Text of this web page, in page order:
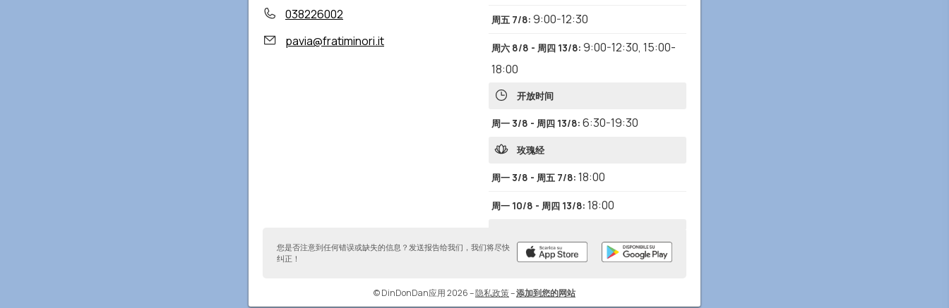
038226002
pavia@fratiminori.it
周五 7/8: 9:00-12:30
周六 8/8 - 周四 13/8: 9:00-12:30, 15:00-
18:00
开放时间
周一 3/8 - 周四 13/8: 6:30-19:30
玫瑰经
周一 3/8 - 周五 7/8: 18:00
周一 10/8 - 周四 13/8: 18:00
周三 5/8:12:30-13:30
周三 12/8:12:30-13:30
您是否注意到任何错误或缺失的信息？发送报告给我们，我们将尽快
纠正！
© DinDonDan应用 2026–隐私政策–添加到您的网站